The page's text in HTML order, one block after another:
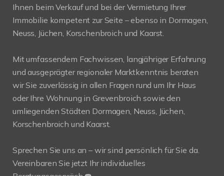
Ihnen beim Verkauf und bei der Vermietung Ihrer
Immobilie kompetent zur Seite – ebenso in Dormagen,
Neuss, Jüchen, Korschenbroich und Kaarst.
Mit umfassendem Fachwissen, langjähriger Erfahrung
und ausgeprägter regionaler Marktkenntnis beraten
wir Sie zuverlässig in allen Fragen rund um Ihr Haus
oder Ihre Wohnung in Grevenbroich sowie den
umliegenden Städten Dormagen, Neuss, Jüchen,
Korschenbroich und Kaarst.
Sprechen Sie uns an – wir sind persönlich für Sie da.
Vereinbaren Sie jetzt Ihr individuelles